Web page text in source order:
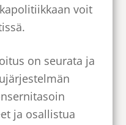
voit
on seurata ja
ja osallistua